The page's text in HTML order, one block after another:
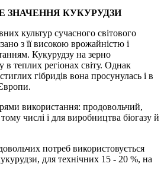
ЗНАЧЕННЯ КУКУРУДЗИ
культур сучасного світового
з її високою врожайністю і
Кукурудзу на зерно
теплих регіонах світу. Однак
гібридів вона просунулась і в
використання: продовольчий,
числі і для виробництва біогазу й
потреб використовується
для технічних 15 - 20 %, на